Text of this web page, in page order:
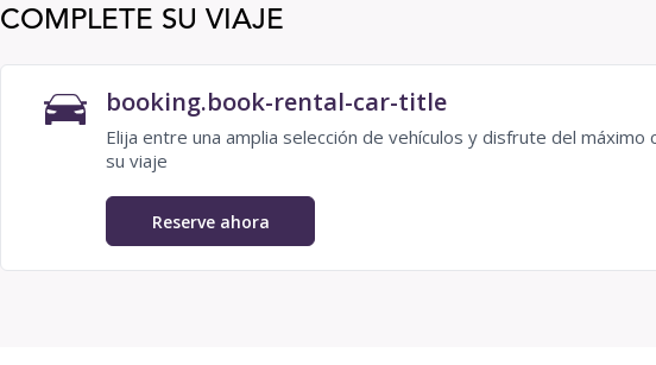
COMPLETE SU VIAJE
booking.book-rental-car-title
Elija entre una amplia selección de vehículos y disfrute del máximo
su viaje
Reserve ahora